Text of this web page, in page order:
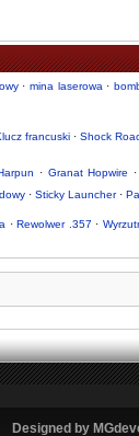
· mina laserowa·
francuski · Shock
· Granat Hopwire
· Sticky Launcher·
·Rewolwer .357 ·
Designed by